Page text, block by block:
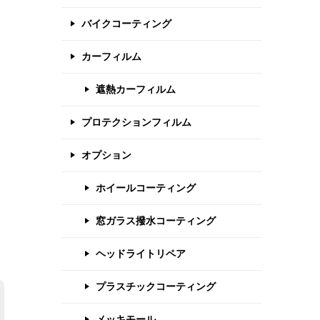
バイクコーティング
カーフィルム
遮熱カーフィルム
プロテクションフィルム
オプション
ホイールコーティング
窓ガラス撥水コーティング
ヘッドライトリペア
プラスチックコーティング